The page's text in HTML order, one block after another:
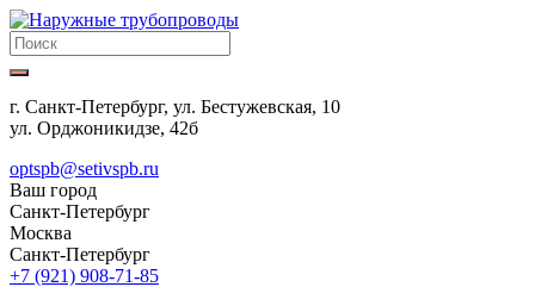
г. Санкт-Петербург, ул. Бестужевская, 10
ул. Орджоникидзе, 42б
optspb@setivspb.ru
Ваш город
Санкт-Петербург
Москва
Санкт-Петербург
+7 (921) 908-71-85